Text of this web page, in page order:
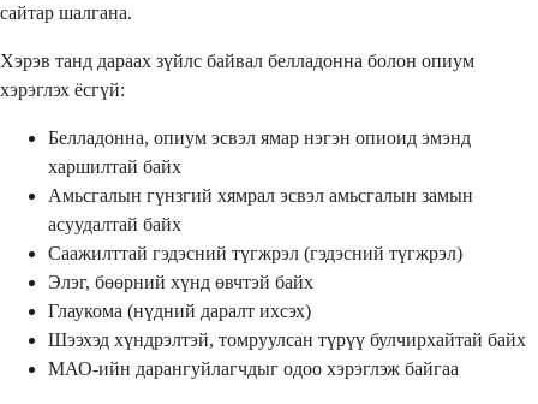
сайтар шалгана.
Хэрэв танд дараах зүйлс байвал белладонна болон опиум
хэрэглэх ёсгүй:
Белладонна, опиум эсвэл ямар нэгэн опиоид эмэнд
харшилтай байх
Амьсгалын гүнзгий хямрал эсвэл амьсгалын замын
асуудалтай байх
Саажилттай гэдэсний түгжрэл (гэдэсний түгжрэл)
Элэг, бөөрний хүнд өвчтэй байх
Глаукома (нүдний даралт ихсэх)
Шээхэд хүндрэлтэй, томруулсан түрүү булчирхайтай байх
МАО-ийн дарангуйлагчдыг одоо хэрэглэж байгаа